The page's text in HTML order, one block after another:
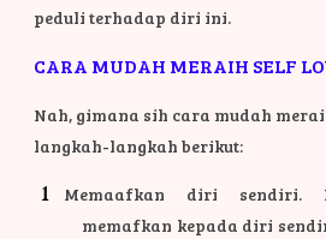
peduli terhadap diri ini.
CARA MUDAH MERAIH SELF
Nah, gimana sih cara mudah
langkah-langkah berikut:
Memaafkan diri sendiri.
memafkan kepada diri